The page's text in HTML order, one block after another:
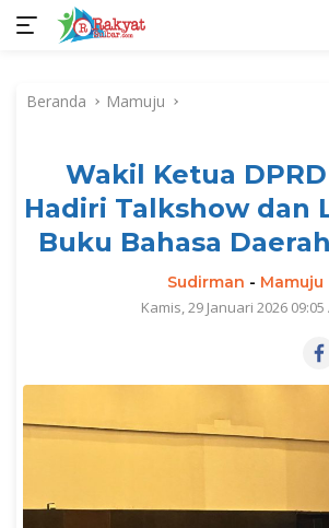
kontenBeranda Mamuju
Wakil Ketua
Hadiri Talkshow dan
Buku Bahasa
Sudirman - Mamuju
Kamis, 29 Januari 2026 09:05